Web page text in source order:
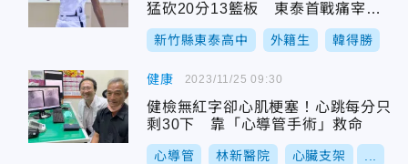
猛砍20分13籃板 東泰首戰痛宰南
湖49分
新竹縣東泰高中 外籍生 韓得勝
健康
健檢無紅字卻心肌梗塞！心跳每分只
剩30下 靠「心導管手術」救命
心導管 林新醫院 心臟支架
2023/11/25 09:30